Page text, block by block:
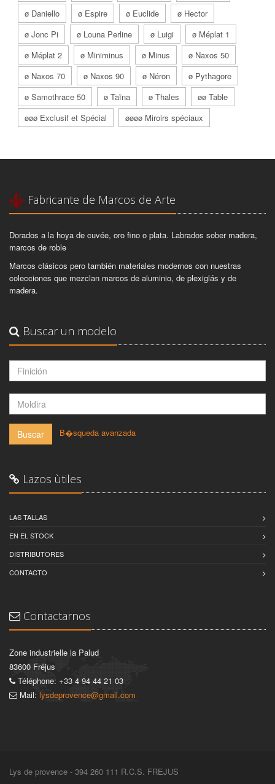
ø Daniello
ø Espire ø Euclide
ø Hector
ø Jonc Pi
ø Louna Perline ø Luigi
ø Méplat 1
ø Méplat 2
ø Miniminus ø Minus
ø Naxos 50
ø Naxos 70
ø Naxos 90 ø Néron
ø Pythagore
ø Samothrace 50
ø Taïna ø Thales
øø Table
øøø Exclusif et Spécial
øøøø Miroirs spéciaux
Fabricante de Marcos de Arte
Dorados a la hoya de cuvée, oro fino o plata. Labrados sober madera,
marcos de roble
Marcos clásicos pero también materiales modernos con nuestras
colecciones que mezclan marcos de aluminio, de plexiglás y de
madera.
Buscar un modelo
Buscar B�squeda avanzada
Lazos ùtiles
LAS TALLAS
EN EL STOCK
DISTRIBUTORES
CONTACTO
Contactarnos
Zone industrielle la Palud
83600 Fréjus
Téléphone: +33 4 94 44 21 03
Mail: lysdeprovence@gmail.com
Lys de provence - 394 260 111 R.C.S. FREJUS